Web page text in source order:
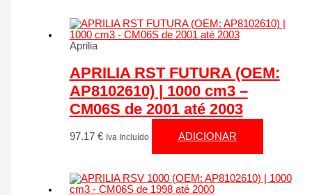
Aprilia
APRILIA RST FUTURA (OEM:
AP8102610) | 1000 cm3 –
CM06S de 2001 até 2003
97.17 € Iva Incluído ADICIONAR